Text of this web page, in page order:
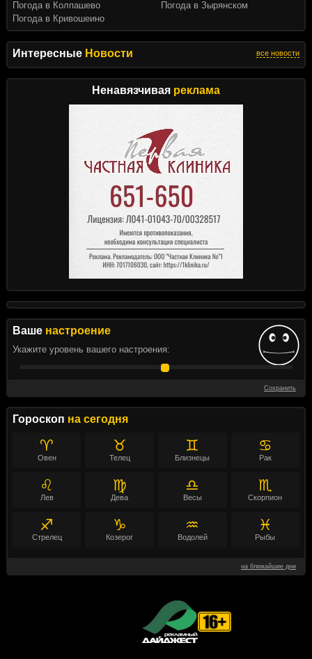
Интересные Новости все новости
Ненавязчивая реклама
Ваше настроение
Укажите уровень вашего настроения:
Сохранить
Гороскоп на сегодня
♈
Овен
♉
Телец
♊
Близнецы
♋
Рак
♌
Лев
♍
Дева
♎
Весы
♏
Скорпион
♐
Стрелец
♑
Козерог
♒
Водолей
♓
Рыбы
на ближайшие дни
Погода в Колпашево
Погода в Кривошеино
Погода в Зырянском